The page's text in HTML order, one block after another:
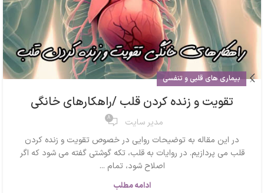
بیماری های قلبی و تنفسی
تقویت و زنده کردن قلب /راهکارهای خانگی
مدیر سایت 8
در این مقاله به توضیحات روایی در خصوص تقویت و زنده کردن
قلب می پردازیم. در روایات به قلب، تکه گوشتی گفته می شود که اگر
اصلاح شود، تمام ...
ادامه مطلب